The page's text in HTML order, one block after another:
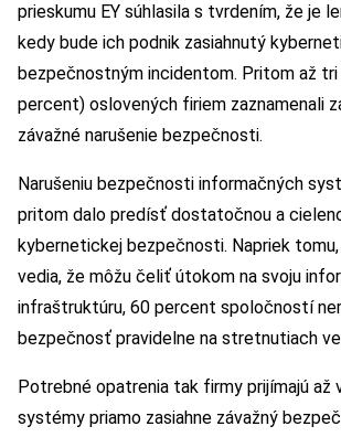
prieskumu EY súhlasila s tvrdením, že je
kedy bude ich podnik zasiahnutý
bezpečnostným incidentom. Pritom až
percent) oslovených firiem zaznamenali
závažné narušenie bezpečnosti.
Narušeniu bezpečnosti informačných
pritom dalo predísť dostatočnou a
kybernetickej bezpečnosti. Napriek
vedia, že môžu čeliť útokom na svoju
infraštruktúru, 60 percent spoločností
bezpečnosť pravidelne na stretnutiach
Potrebné opatrenia tak firmy prijímajú až
systémy priamo zasiahne závažný